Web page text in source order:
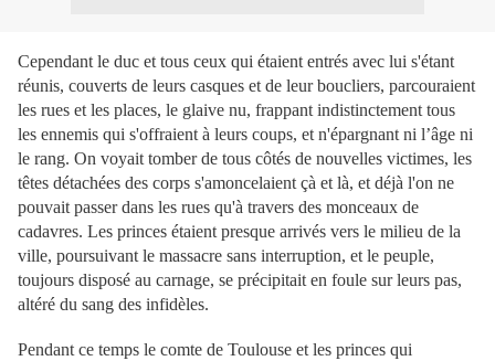
Cependant le duc et tous ceux qui étaient entrés avec lui s'étant
réunis, couverts de leurs casques et de leur boucliers, parcouraient
les rues et les places, le glaive nu, frappant indistinctement tous
les ennemis qui s'offraient à leurs coups, et n'épargnant ni l’âge ni
le rang. On voyait tomber de tous côtés de nouvelles victimes, les
têtes détachées des corps s'amoncelaient çà et là, et déjà l'on ne
pouvait passer dans les rues qu'à travers des monceaux de
cadavres. Les princes étaient presque arrivés vers le milieu de la
ville, poursuivant le massacre sans interruption, et le peuple,
toujours disposé au carnage, se précipitait en foule sur leurs pas,
altéré du sang des infidèles.
Pendant ce temps le comte de Toulouse et les princes qui